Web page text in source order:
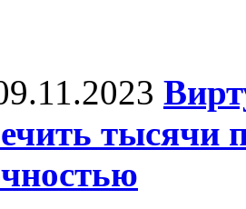
тысячи